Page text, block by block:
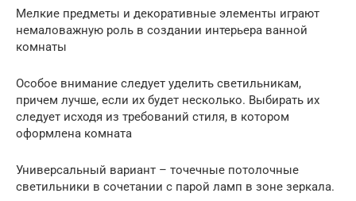
Мелкие предметы и декоративные элементы играют
немаловажную роль в создании интерьера ванной
комнаты
Особое внимание следует уделить светильникам,
причем лучше, если их будет несколько. Выбирать их
следует исходя из требований стиля, в котором
оформлена комната
Универсальный вариант – точечные потолочные
светильники в сочетании с парой ламп в зоне зеркала.